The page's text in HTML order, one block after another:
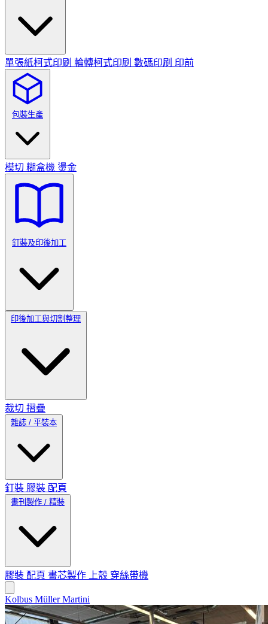
單張紙柯式印刷 輪轉柯式印刷 數碼印刷 印前
包裝生產
模切 糊盒機 燙金
釘裝及印後加工
印後加工與切割整理
裁切 摺疊
雜誌 / 平裝本
釘裝 膠裝 配頁
書刊製作 / 精裝
膠裝 配頁 書芯製作 上殼 穿絲帶機
Kolbus Müller Martini